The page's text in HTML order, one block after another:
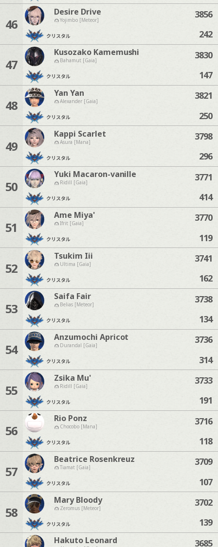
46
Desire Drive
Yojimbo [Meteor]
クリスタル
3856
242
47
Kusozako Kamemushi
Bahamut [Gaia]
クリスタル
3830
147
48
Yan Yan
Alexander [Gaia]
クリスタル
3821
250
49
Kappi Scarlet
Asura [Mana]
クリスタル
3798
296
50
Yuki Macaron-vanille
Ridill [Gaia]
クリスタル
3771
414
51
Ame Miya'
Ifrit [Gaia]
クリスタル
3770
119
52
Tsukim Iii
Ultima [Gaia]
クリスタル
3741
162
53
Saifa Fair
Belias [Meteor]
クリスタル
3738
134
54
Anzumochi Apricot
Durandal [Gaia]
クリスタル
3736
314
55
Zsika Mu'
Ridill [Gaia]
クリスタル
3733
191
56
Rio Ponz
Chocobo [Mana]
クリスタル
3716
118
57
Beatrice Rosenkreuz
Tiamat [Gaia]
クリスタル
3709
107
58
Mary Bloody
Zeromus [Meteor]
クリスタル
3702
139
Hakuto Leonard
3685